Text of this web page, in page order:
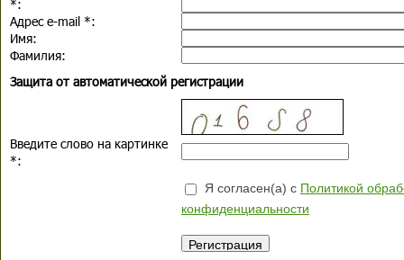
*:
Адрес e-mail *:
Имя:
Фамилия:
Защита от автоматической регистрации
Введите слово на картинке
*:
Я согласен(а) с Политикой
конфиденциальности